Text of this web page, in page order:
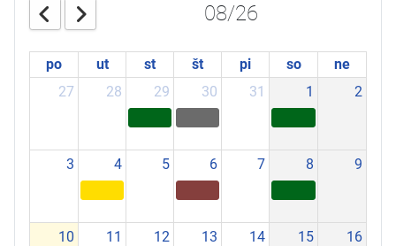
08/26
po ut st št pi so
ne
27
28 29 30 31 1 2
3 4 5 6 7 8 9
10 11 12 13 14 15 16